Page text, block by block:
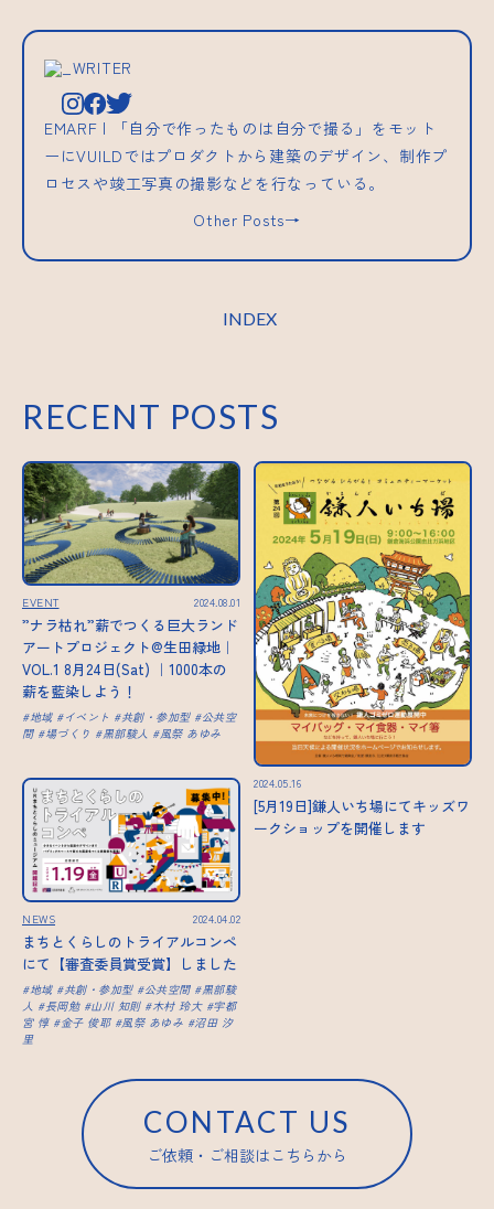
_WRITER
EMARF | 「自分で作ったものは自分で撮る」をモット
ーにVUILDではプロダクトから建築のデザイン、制作プ
ロセスや竣工写真の撮影などを行なっている。
Other Posts→
INDEX
RECENT POSTS
EVENT 2024.08.01
”ナラ枯れ”薪でつくる巨大ランド
アートプロジェクト@生田緑地｜
VOL.1 8月24日(Sat) ｜1000本の
薪を藍染しよう！
地域 イベント 共創・参加型
公共空
間
場づくり 黒部駿人 風祭 あゆみ
2024.05.16
[5月19日]鎌人いち場にてキッズワ
ークショップを開催します
NEWS 2024.04.02
まちとくらしのトライアルコンペ
にて【審査委員賞受賞】しました
地域 共創・参加型 公共空間
黒部駿
人
長岡勉 山川 知則 木村 玲大
宇都
宮 惇
金子 俊耶 風祭 あゆみ
沼田 汐
里
CONTACT US
ご依頼・ご相談はこちらから